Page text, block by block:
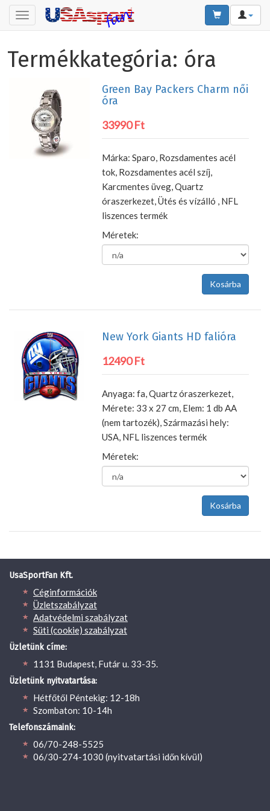
Toggle
navigation
Termékkategória: óra
Green Bay Packers Charm női
óra
33990 Ft
Márka: Sparo, Rozsdamentes acél
tok, Rozsdamentes acél szíj,
Karcmentes üveg, Quartz
óraszerkezet, Ütés és vízálló , NFL
liszences termék
Méretek:
New York Giants HD falióra
12490 Ft
Anyaga: fa, Quartz óraszerkezet,
Mérete: 33 x 27 cm, Elem: 1 db AA
(nem tartozék), Származási hely:
USA, NFL liszences termék
Méretek:
UsaSportFan Kft.
Céginformációk
Üzletszabályzat
Adatvédelmi szabályzat
Süti (cookie) szabályzat
Üzletünk címe:
1131 Budapest, Futár u. 33-35.
Üzletünk nyitvatartása:
Hétfőtől Péntekig: 12-18h
Szombaton: 10-14h
Telefonszámaink:
06/70-248-5525
06/30-274-1030 (nyitvatartási időn kívül)